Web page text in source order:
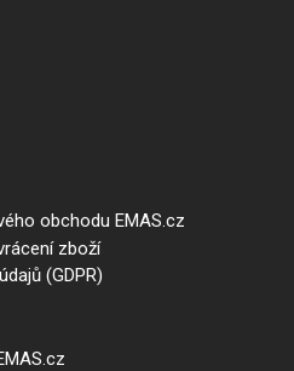
obchodu EMAS.cz
zboží
(GDPR)